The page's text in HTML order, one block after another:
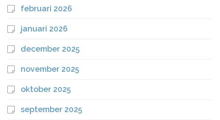
februari 2026
januari 2026
december 2025
november 2025
oktober 2025
september 2025